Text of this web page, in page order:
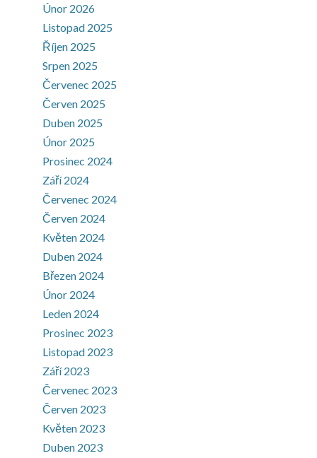
Únor 2026
Listopad 2025
Říjen 2025
Srpen 2025
Červenec 2025
Červen 2025
Duben 2025
Únor 2025
Prosinec 2024
Září 2024
Červenec 2024
Červen 2024
Květen 2024
Duben 2024
Březen 2024
Únor 2024
Leden 2024
Prosinec 2023
Listopad 2023
Září 2023
Červenec 2023
Červen 2023
Květen 2023
Duben 2023